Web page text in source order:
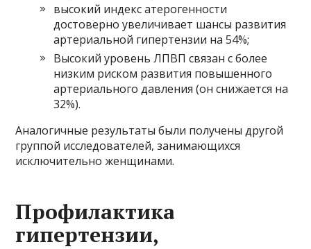
высокий индекс атерогенности
достоверно увеличивает шансы развития
артериальной гипертензии на 54%;
Высокий уровень ЛПВП связан с более
низким риском развития повышенного
артериального давления (он снижается на
32%).
Аналогичные результаты были получены другой
группой исследователей, занимающихся
исключительно женщинами.
Профилактика
гипертензии,